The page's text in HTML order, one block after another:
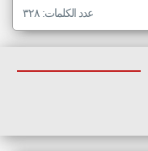
عدد الكلمات: ٣٢٨